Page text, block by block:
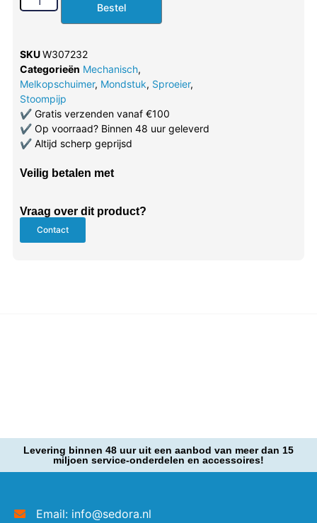
Bestel
SKUW307232
Categorieën Mechanisch,
Melkopschuimer, Mondstuk, Sproeier,
Stoompijp
✔Gratis verzenden vanaf €100
✔Op voorraad? Binnen 48 uur geleverd
✔Altijd scherp geprijsd
Veilig betalen met
Vraag over dit product?
Contact
Levering binnen 48 uur uit een aanbod van meer dan 15
miljoen service-onderdelen en accessoires!
Email: info@sedora.nl